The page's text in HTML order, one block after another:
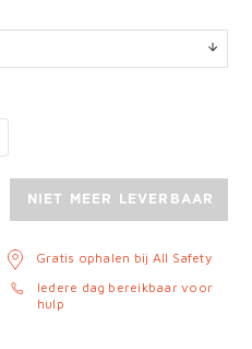
NIET MEER LEVERBAAR
Gratis ophalen bij All Safety
Iedere dag bereikbaar voor
hulp